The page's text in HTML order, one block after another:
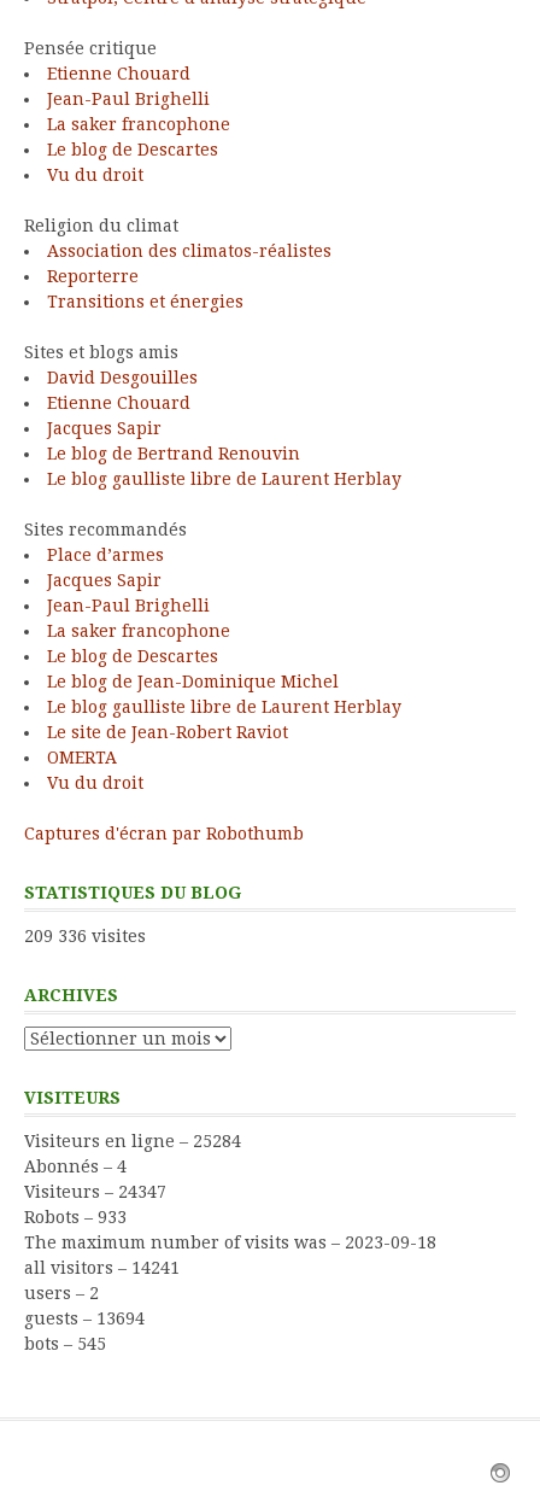
Pensée critique
Etienne Chouard
Jean-Paul Brighelli
La saker francophone
Le blog de Descartes
Vu du droit
Religion du climat
Association des climatos-réalistes
Reporterre
Transitions et énergies
Sites et blogs amis
David Desgouilles
Etienne Chouard
Jacques Sapir
Le blog de Bertrand Renouvin
Le blog gaulliste libre de Laurent Herblay
Sites recommandés
Place d’armes
Jacques Sapir
Jean-Paul Brighelli
La saker francophone
Le blog de Descartes
Le blog de Jean-Dominique Michel
Le blog gaulliste libre de Laurent Herblay
Le site de Jean-Robert Raviot
OMERTA
Vu du droit
Captures d'écran par Robothumb
STATISTIQUES DU BLOG
209 336 visites
ARCHIVES
Archives
VISITEURS
Visiteurs en ligne – 25284
Abonnés – 4
Visiteurs – 24347
Robots – 933
The maximum number of visits was – 2023-09-18
all visitors – 14241
users – 2
guests – 13694
bots – 545